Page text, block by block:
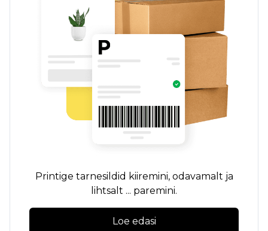
Printige tarnesildid kiiremini, odavamalt ja
lihtsalt ... paremini.
Loe edasi